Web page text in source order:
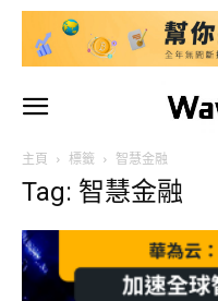
主頁 標籤 智慧金融
Tag: 智慧金融